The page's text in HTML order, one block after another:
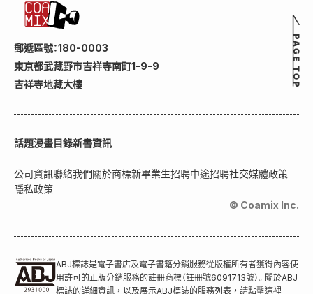
郵遞區號：180-0003
東京都武藏野市吉祥寺南町1-9-9
吉祥寺地藏大樓
話題漫畫目錄新書資訊
公司資訊聯絡我們關於商標新畢業生招聘中途招聘社交媒體政策
隱私政策
© Coamix Inc.
ABJ標誌是電子書店及電子書籍分銷服務從版權所有者獲得內容使
用許可的正版分銷服務的註冊商標（註冊號6091713號）。關於ABJ
標誌的詳細資訊，以及展示ABJ標誌的服務列表，請點擊這裡